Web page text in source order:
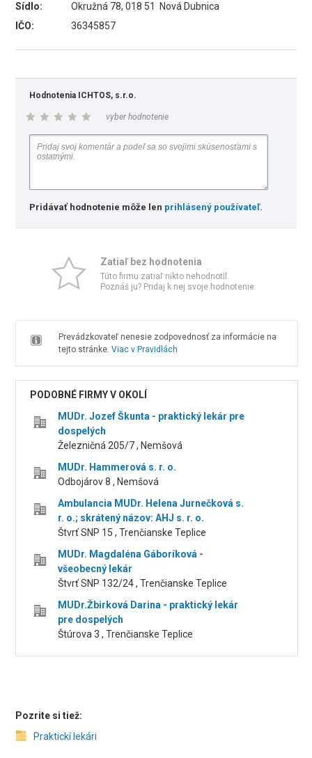
Sídlo:
Okružná 78, 018 51 Nová Dubnica
IČO:
36345857
Hodnotenia ICHTOS, s.r.o.
vyber hodnotenie
Pridávať hodnotenie môže len prihlásený používateľ.
Zatiaľ bez hodnotenia
Túto firmu zatiaľ nikto nehodnotil.
Poznáš ju? Pridaj k nej svoje hodnotenie.
Prevádzkovateľ nenesie zodpovednosť za informácie na
tejto stránke. Viac v Pravidlách
PODOBNÉ FIRMY V OKOLÍ
MUDr. Jozef Škunta - praktický lekár pre
dospelých
Železničná 205/7 , Nemšová
MUDr. Hammerová s. r. o.
Odbojárov 8 , Nemšová
Ambulancia MUDr. Helena Jurnečková s.
r. o.; skrátený názov: AHJ s. r. o.
Štvrť SNP 15 , Trenčianske Teplice
MUDr. Magdaléna Gáboríková -
všeobecný lekár
Štvrť SNP 132/24 , Trenčianske Teplice
MUDr.Žbirková Darina - praktický lekár
pre dospelých
Štúrova 3 , Trenčianske Teplice
Pozrite si tiež:
Praktickí lekári